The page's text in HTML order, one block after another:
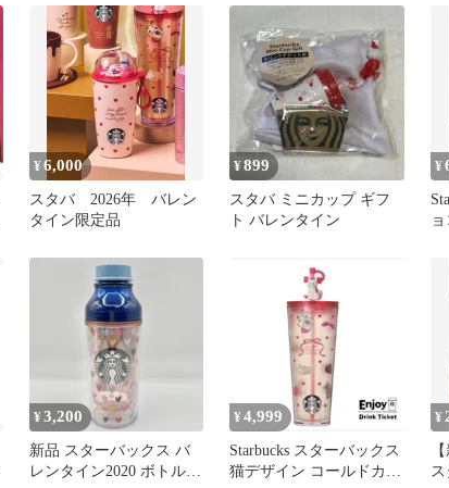
¥6,000
スタバ 2026年 バレン
タイン限定品
¥899
スタバ ミニカップ ギフ
ト バレンタイン
¥
¥3,200
新品 スターバックス バ
レンタイン2020 ボトル
¥ 4,999
Starbucks スターバックス
猫デザイン コールドカッ
¥